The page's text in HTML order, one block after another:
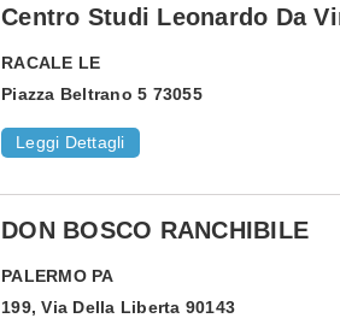
Centro Studi Leonardo Da
RACALE LE
Piazza Beltrano 5 73055
Leggi Dettagli
DON BOSCO RANCHIBILE
PALERMO PA
199, Via Della Liberta 90143